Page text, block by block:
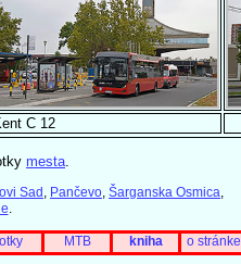
C 12
mesta
Sad , Pančevo, Šarganska Osmica,
.
MTB kniha o stránke